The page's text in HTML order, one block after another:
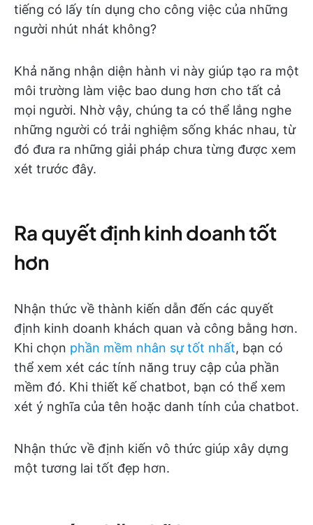
tiếng có lấy tín dụng cho công việc của những
người nhút nhát không?
Khả năng nhận diện hành vi này giúp tạo ra một
môi trường làm việc bao dung hơn cho tất cả
mọi người. Nhờ vậy, chúng ta có thể lắng nghe
những người có trải nghiệm sống khác nhau, từ
đó đưa ra những giải pháp chưa từng được xem
xét trước đây.
Ra quyết định kinh doanh tốt
hơn
Nhận thức về thành kiến dẫn đến các quyết
định kinh doanh khách quan và công bằng hơn.
Khi chọn phần mềm nhân sự tốt nhất, bạn có
thể xem xét các tính năng truy cập của phần
mềm đó. Khi thiết kế chatbot, bạn có thể xem
xét ý nghĩa của tên hoặc danh tính của chatbot.
Nhận thức về định kiến vô thức giúp xây dựng
một tương lai tốt đẹp hơn.